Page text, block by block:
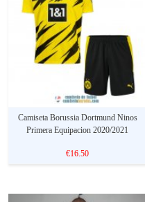
Camiseta Borussia Dortmund Ninos
Primera Equipacion 2020/2021
€16.50